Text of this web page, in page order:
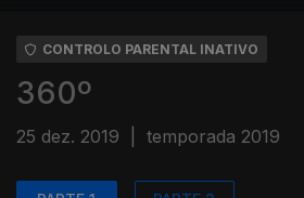
CONTROLO PARENTAL INATIVO
360º
25 dez. 2019 temporada 2019